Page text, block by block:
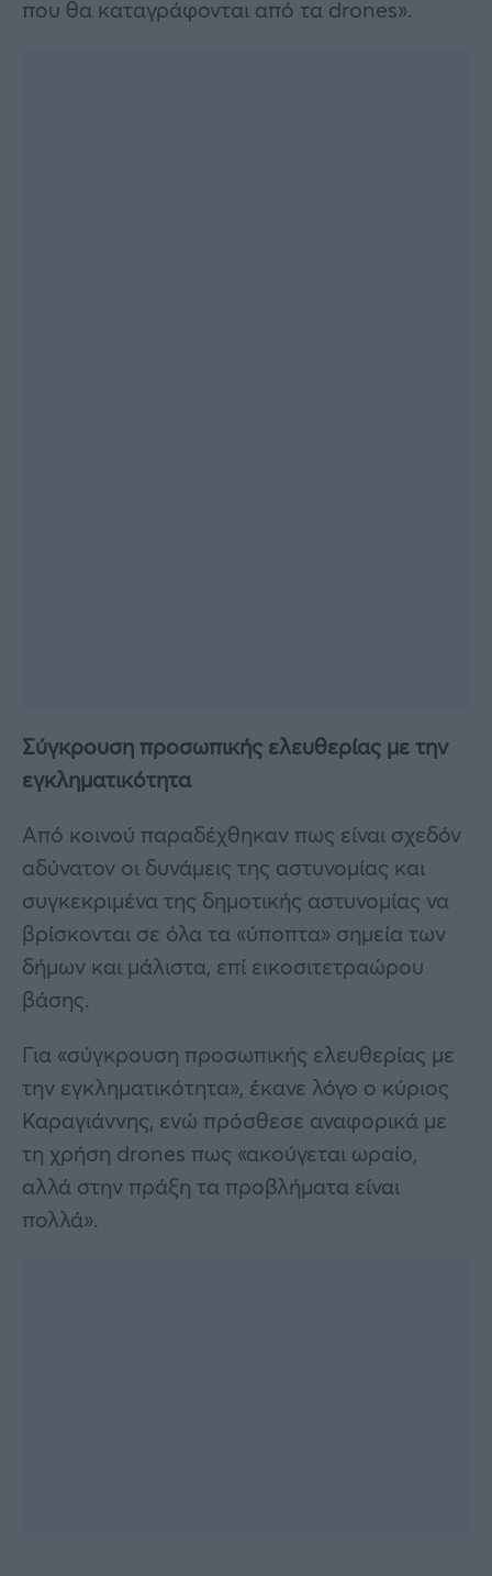
που θα καταγράφονται από τα drones».
Σύγκρουση προσωπικής ελευθερίας με την
εγκληματικότητα
Από κοινού παραδέχθηκαν πως είναι σχεδόν
αδύνατον οι δυνάμεις της αστυνομίας και
συγκεκριμένα της δημοτικής αστυνομίας να
βρίσκονται σε όλα τα «ύποπτα» σημεία των
δήμων και μάλιστα, επί εικοσιτετραώρου
βάσης.
Για «σύγκρουση προσωπικής ελευθερίας με
την εγκληματικότητα», έκανε λόγο ο κύριος
Καραγιάννης, ενώ πρόσθεσε αναφορικά με
τη χρήση drones πως «ακούγεται ωραίο,
αλλά στην πράξη τα προβλήματα είναι
πολλά».